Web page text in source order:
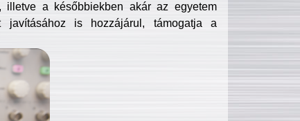
illetve a későbbiekben akár az egyetem
javításához is hozzájárul, támogatja a